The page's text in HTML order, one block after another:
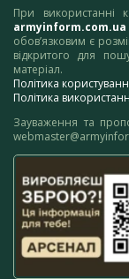
При використанні
armyinform.com.ua
обов’язковим є
відкритого для
матеріал.
Політика
Політика
Зауваження та